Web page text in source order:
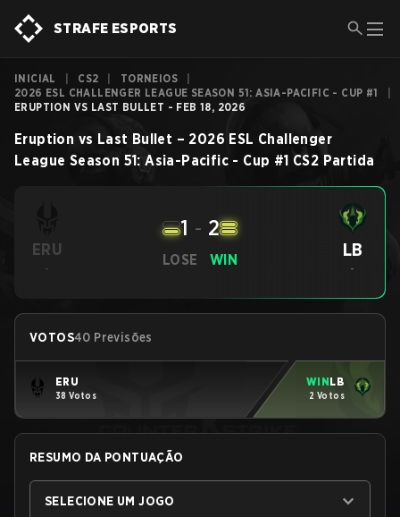
STRAFE ESPORTS
INICIAL CS2 TORNEIOS
2026 ESL CHALLENGER LEAGUE SEASON 51: ASIA-PACIFIC - CUP #1
ERUPTION VS LAST BULLET - FEB 18, 2026
Eruption vs Last Bullet – 2026 ESL Challenger
League Season 51: Asia-Pacific - Cup #1 CS2 Partida
ERU
-
LOSE
1 - 2
WIN LB
-
VOTOS40 Previsões
ERU
38 Votos
WINLB
2 Votos
RESUMO DA PONTUAÇÃO
SELECIONE UM JOGO